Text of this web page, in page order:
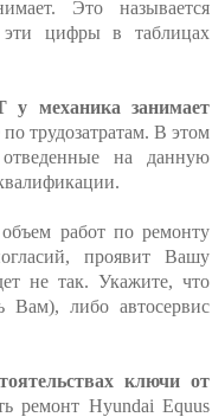
Это называется
эти цифры в таблицах
у механика занимает
трудозатратам. В этом
на данную
работ по ремонту
проявит Вашу
не так. Укажите, что
Вам), либо автосервис
ключи от
ремонт Hyundai Equus